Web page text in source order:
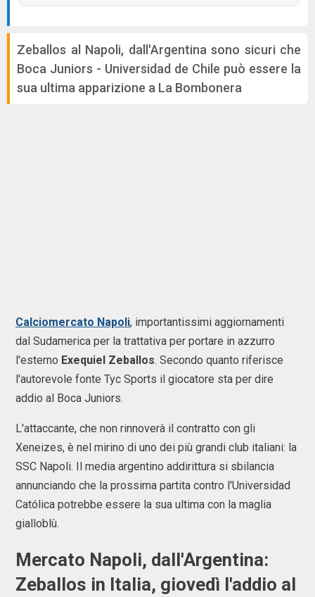
Zeballos al Napoli, dall'Argentina sono sicuri che
Boca Juniors - Universidad de Chile può essere la
sua ultima apparizione a La Bombonera
Calciomercato Napoli, importantissimi aggiornamenti
dal Sudamerica per la trattativa per portare in azzurro
l'esterno Exequiel Zeballos. Secondo quanto riferisce
l'autorevole fonte Tyc Sports il giocatore sta per dire
addio al Boca Juniors.
L'attaccante, che non rinnoverà il contratto con gli
Xeneizes, è nel mirino di uno dei più grandi club italiani: la
SSC Napoli. Il media argentino addirittura si sbilancia
annunciando che la prossima partita contro l'Universidad
Católica potrebbe essere la sua ultima con la maglia
gialloblù.
Mercato Napoli, dall'Argentina:
Zeballos in Italia, giovedì l'addio al